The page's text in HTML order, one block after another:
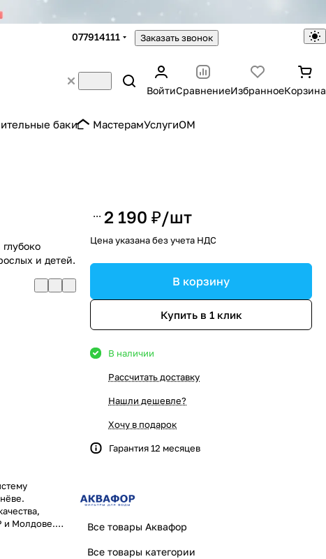
077914111 Заказать звонок
ВойтиСравнениеИзбранноеКорзина
баки МастерамУслугиOM
и детей.
и Молдове.
сейчас по
– ваш
2 190 ₽/шт
Цена указана без учета НДС
В корзину
Купить в 1 клик
В наличии
Рассчитать доставку
Нашли дешевле?
Хочу в подарок
Гарантия 12 месяцев
Все товары Аквафор
Все товары категории